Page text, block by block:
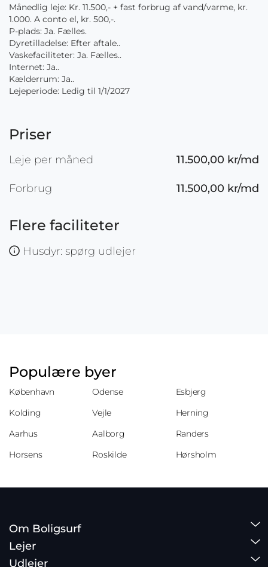
Månedlig leje: Kr. 11.500,- + fast forbrug af vand/varme, kr.
1.000. A conto el, kr. 500,-.
P-plads: Ja. Fælles.
Dyretilladelse: Efter aftale..
Vaskefaciliteter: Ja. Fælles..
Internet: Ja..
Kælderrum: Ja..
Lejeperiode: Ledig til 1/1/2027
Priser
Leje per måned 11.500,00 kr/md
Forbrug 11.500,00 kr/md
Flere faciliteter
Husdyr: spørg udlejer
Populære byer
København Odense
Esbjerg
Kolding
Vejle
Herning
Aarhus
Aalborg
Randers
Horsens
Roskilde Hørsholm
Om Boligsurf
Lejer
Udlejer